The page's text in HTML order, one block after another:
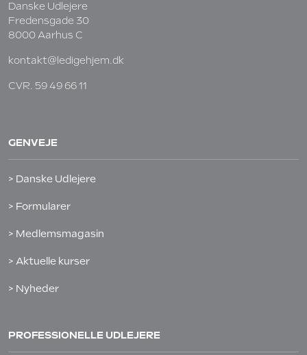
Danske Udlejere
Fredensgade 30
8000 Aarhus C
kontakt@ledigehjem.dk
CVR. 59 49 66 11
GENVEJE
> Danske Udlejere
> Formularer
> Medlemsmagasin
> Aktuelle kurser
> Nyheder
PROFESSIONELLE UDLEJERE